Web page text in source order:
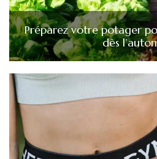
Préparez votre potager
dès